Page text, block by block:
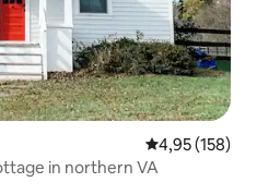
Średnia
4,95 (158)
in northern VA